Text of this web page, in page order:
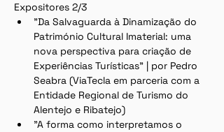
Expositores 2/3
"Da Salvaguarda à Dinamização do
Património Cultural Imaterial: uma
nova perspectiva para criação de
Experiências Turísticas" | por Pedro
Seabra (ViaTecla em parceria com a
Entidade Regional de Turismo do
Alentejo e Ribatejo)
"A forma como interpretamos o